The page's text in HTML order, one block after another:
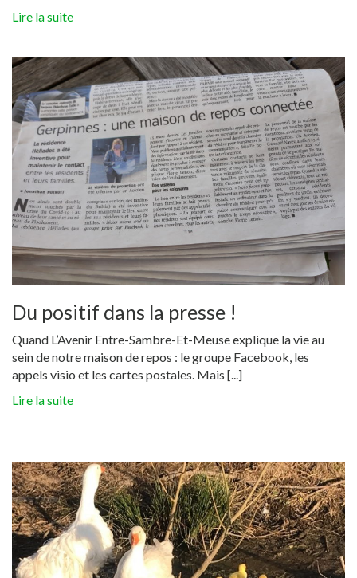
Lire la suite
Du positif dans la presse !
Quand L’Avenir Entre-Sambre-Et-Meuse explique la vie au
sein de notre maison de repos : le groupe Facebook, les
appels visio et les cartes postales. Mais [...]
Lire la suite